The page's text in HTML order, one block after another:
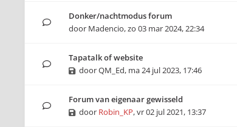
Donker/nachtmodus forum
door Madencio,zo 03 mar 2024, 22:34
Tapatalk of website
doorQM_Ed, ma 24 jul 2023, 17:46
Forum van eigenaar gewisseld
door Robin_KP,vr 02 jul 2021, 13:37